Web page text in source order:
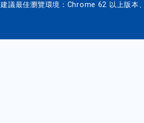
建議最佳瀏覽環境：Chrome 62 以上版